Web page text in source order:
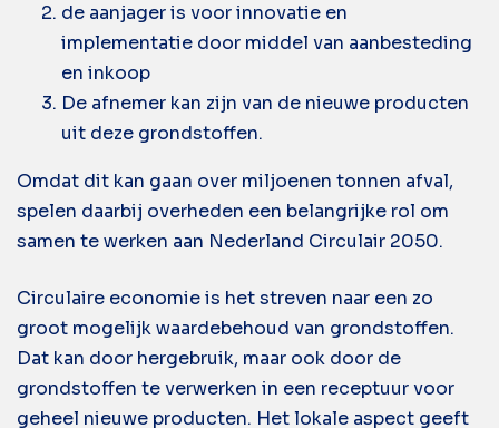
de aanjager is voor innovatie en
implementatie door middel van aanbesteding
en inkoop
De afnemer kan zijn van de nieuwe producten
uit deze grondstoffen.
Omdat dit kan gaan over miljoenen tonnen afval,
spelen daarbij overheden een belangrijke rol om
samen te werken aan Nederland Circulair 2050.
Circulaire economie is het streven naar een zo
groot mogelijk waardebehoud van grondstoffen.
Dat kan door hergebruik, maar ook door de
grondstoffen te verwerken in een receptuur voor
geheel nieuwe producten. Het lokale aspect geeft